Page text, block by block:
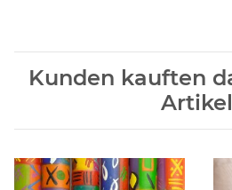
Kunden kauften